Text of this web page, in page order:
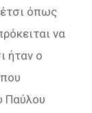
όπως
να
ήταν ο
Παύλου